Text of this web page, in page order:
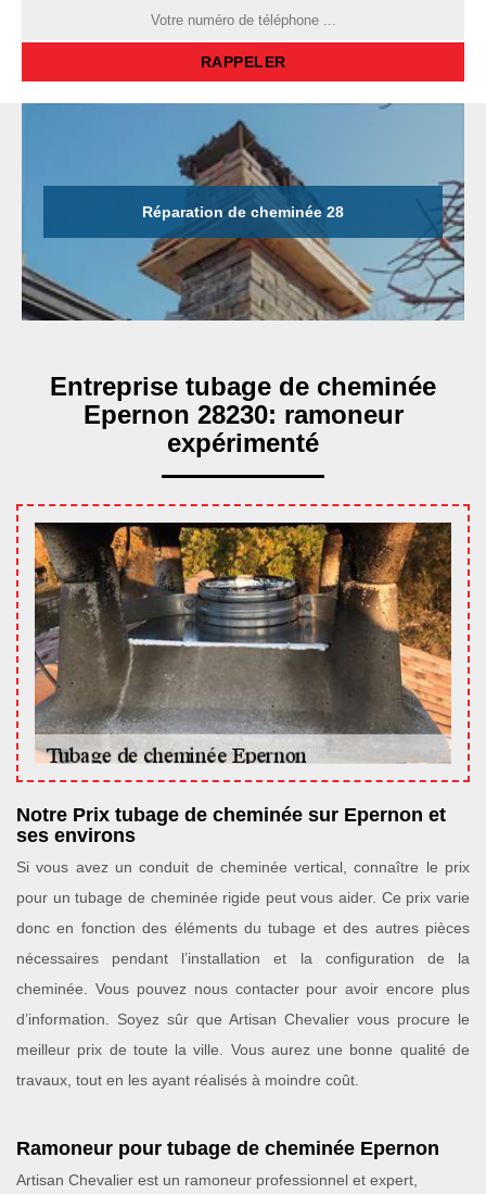
Réparation de cheminée 28
Entreprise tubage de cheminée
Epernon 28230: ramoneur
expérimenté
Notre Prix tubage de cheminée sur Epernon et
ses environs
Si vous avez un conduit de cheminée vertical, connaître le prix
pour un tubage de cheminée rigide peut vous aider. Ce prix varie
donc en fonction des éléments du tubage et des autres pièces
nécessaires pendant l’installation et la configuration de la
cheminée. Vous pouvez nous contacter pour avoir encore plus
d’information. Soyez sûr que Artisan Chevalier vous procure le
meilleur prix de toute la ville. Vous aurez une bonne qualité de
travaux, tout en les ayant réalisés à moindre coût.
Ramoneur pour tubage de cheminée Epernon
Artisan Chevalier est un ramoneur professionnel et expert,